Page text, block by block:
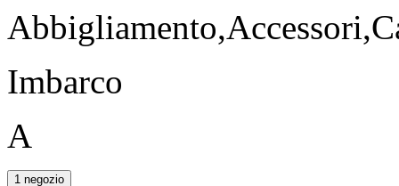
Imbarco
A
1 negozio